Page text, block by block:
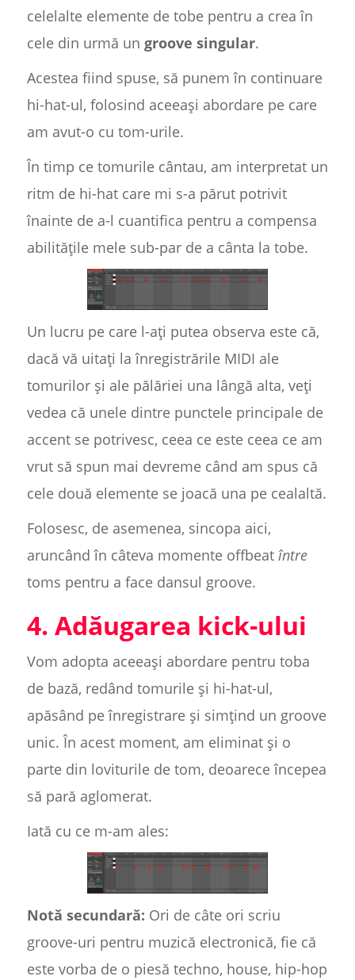
celelalte elemente de tobe pentru a crea în
cele din urmă un groove singular.
Acestea fiind spuse, să punem în continuare
hi-hat-ul, folosind aceeași abordare pe care
am avut-o cu tom-urile.
În timp ce tomurile cântau, am interpretat un
ritm de hi-hat care mi s-a părut potrivit
înainte de a-l cuantifica pentru a compensa
abilitățile mele sub-par de a cânta la tobe.
Un lucru pe care l-ați putea observa este că,
dacă vă uitați la înregistrările MIDI ale
tomurilor și ale pălăriei una lângă alta, veți
vedea că unele dintre punctele principale de
accent se potrivesc, ceea ce este ceea ce am
vrut să spun mai devreme când am spus că
cele două elemente se joacă una pe cealaltă.
Folosesc, de asemenea, sincopa aici,
aruncând în câteva momente offbeat între
toms pentru a face dansul groove.
4. Adăugarea kick-ului
Vom adopta aceeași abordare pentru toba
de bază, redând tomurile și hi-hat-ul,
apăsând pe înregistrare și simțind un groove
unic. În acest moment, am eliminat și o
parte din loviturile de tom, deoarece începea
să pară aglomerat.
Iată cu ce m-am ales:
Notă secundară: Ori de câte ori scriu
groove-uri pentru muzică electronică, fie că
este vorba de o piesă techno, house, hip-hop